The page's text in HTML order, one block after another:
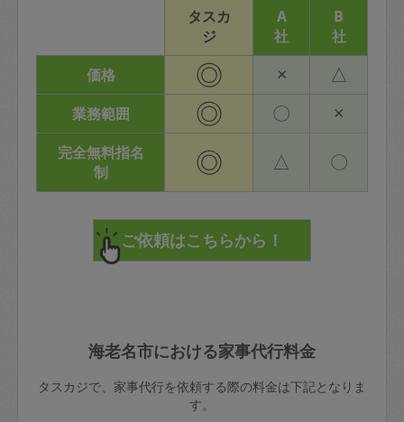
タスカ
ジ
A
社
B
社
価格
◎ × △
業務範囲 ◎ 〇 ×
完全無料指名
制
◎ △ 〇
海老名市における家事代行料金
タスカジで、家事代行を依頼する際の料金は下記となりま
す。